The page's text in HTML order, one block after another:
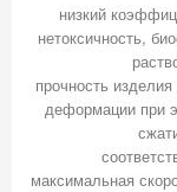
низкий
нетоксичность,
прочность
деформации при
максимальная